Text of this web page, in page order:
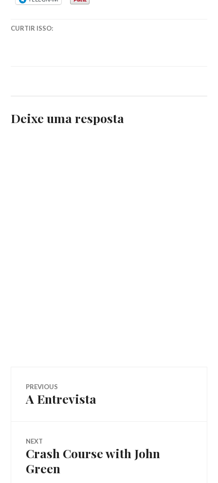
DE
CURTIR ISSO:
Deixe uma resposta
Navegação
de
Post
PREVIOUS
Previous
A Entrevista
NEXT
Next
Crash Course with John
Green